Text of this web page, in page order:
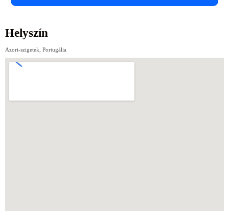
Helyszín
Azori-szigetek, Portugália